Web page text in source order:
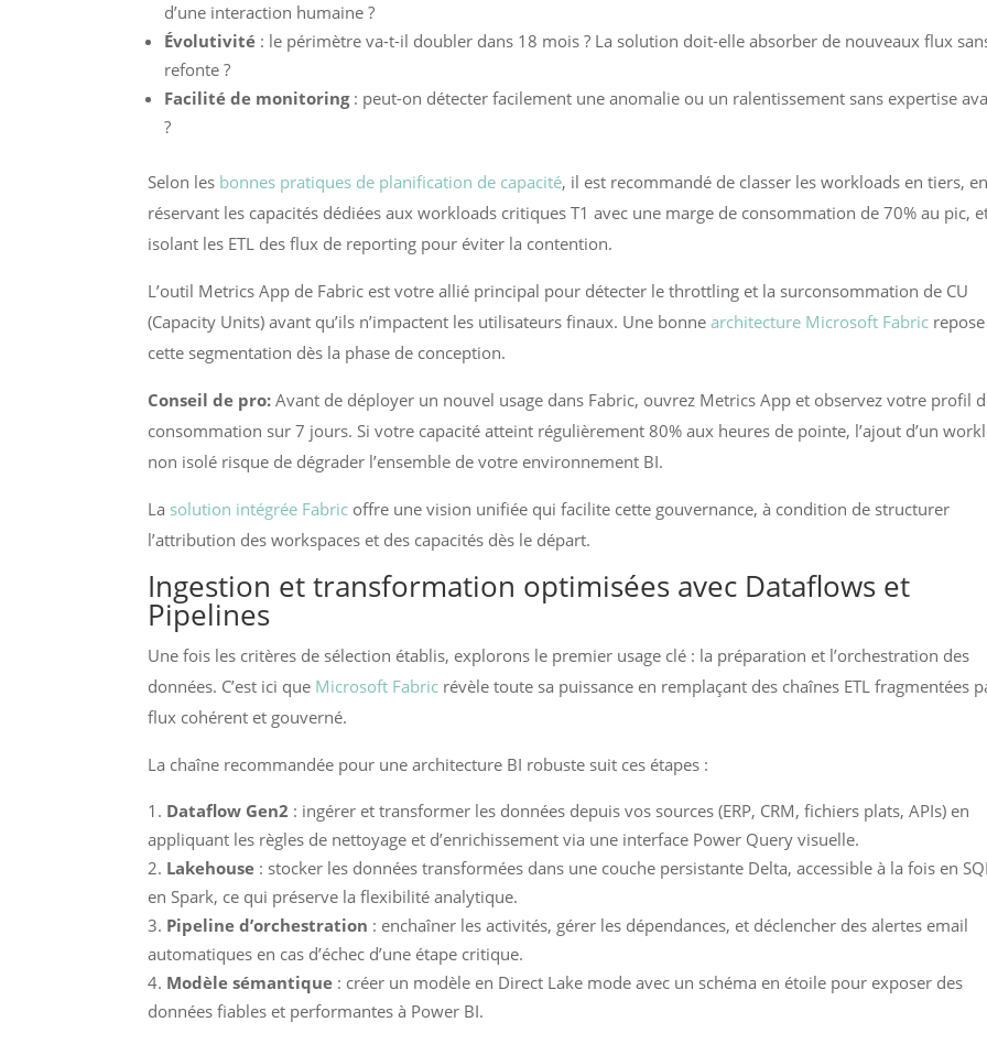
d’une interaction humaine ?
Évolutivité : le périmètre va-t-il doubler dans 18 mois ? La solution doit-elle absorber de nouveaux flux
refonte ?
Facilité de monitoring: peut-on détecter facilement une anomalie ou un ralentissement sans expertise
?
Selon les bonnes pratiques de planification de capacité, il est recommandé de classer les workloads en tiers, en
réservant les capacités dédiées aux workloads critiques T1 avec une marge de consommation de 70% au pic,
isolant les ETL des flux de reporting pour éviter la contention.
L’outil Metrics App de Fabric est votre allié principal pour détecter le throttling et la surconsommation de CU
(Capacity Units) avant qu’ils n’impactent les utilisateurs finaux. Une bonnearchitecture Microsoft Fabric
cette segmentation dès la phase de conception.
Conseil de pro: Avant de déployer un nouvel usage dans Fabric, ouvrez Metrics App et observez votre profil
consommation sur 7 jours. Si votre capacité atteint régulièrement 80% aux heures de pointe, l’ajout d’un
non isolé risque de dégrader l’ensemble de votre environnement BI.
La solution intégrée Fabric offre une vision unifiée qui facilite cette gouvernance, à condition de structurer
l’attribution des workspaces et des capacités dès le départ.
Ingestion et transformation optimisées avec Dataflows et
Pipelines
Une fois les critères de sélection établis, explorons le premier usage clé : la préparation et l’orchestration des
données. C’est ici que Microsoft Fabric révèle toute sa puissance en remplaçant des chaînes ETL fragmentées
flux cohérent et gouverné.
La chaîne recommandée pour une architecture BI robuste suit ces étapes :
Dataflow Gen2 : ingérer et transformer les données depuis vos sources (ERP, CRM, fichiers plats, APIs) en
appliquant les règles de nettoyage et d’enrichissement via une interface Power Query visuelle.
Lakehouse : stocker les données transformées dans une couche persistante Delta, accessible à la fois en
en Spark, ce qui préserve la flexibilité analytique.
Pipeline d’orchestration : enchaîner les activités, gérer les dépendances, et déclencher des alertes email
automatiques en cas d’échec d’une étape critique.
Modèle sémantique : créer un modèle en Direct Lake mode avec un schéma en étoile pour exposer des
données fiables et performantes à Power BI.